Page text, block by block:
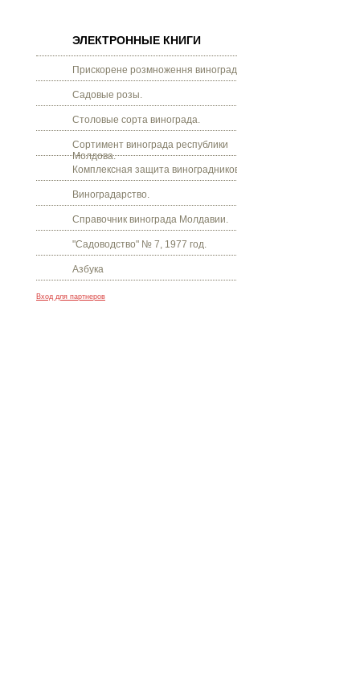
ЭЛЕКТРОННЫЕ КНИГИ
Прискорене розмноження винограду.
Садовые розы.
Столовые сорта винограда.
Сортимент винограда республики
Молдова.
Комплексная защита виноградников.
Виноградарство.
Справочник винограда Молдавии.
"Садоводство" № 7, 1977 год.
Азбука
Вход для партнеров